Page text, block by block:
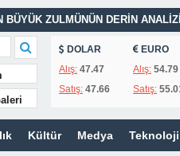
BÜYÜK ZULMÜNÜN DERİN
DOLAR
Alış: 47.47
Satış: 47.66
EURO
Alış:54.79
Satış:
Kültür Medya Teknoloji